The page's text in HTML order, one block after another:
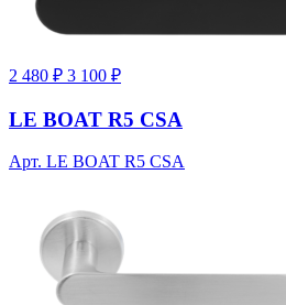
2 480 ₽ 3 100 ₽
LE BOAT R5 CSA
Арт. LE BOAT R5 CSA